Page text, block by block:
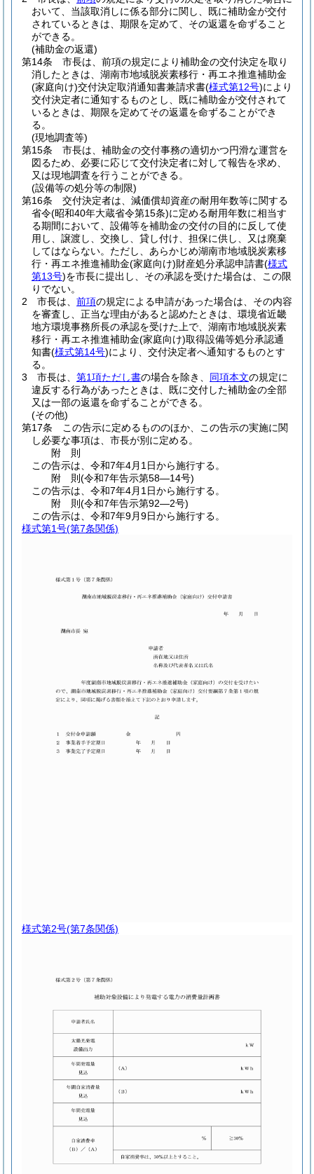
おいて、当該取消しに係る部分に関し、既に補助金が交付
されているときは、期限を定めて、その返還を命ずること
ができる。
(補助金の返還)
第14条
市長は、前項の規定により補助金の交付決定を取り
消したときは、湖南市地域脱炭素移行・再エネ推進補助金
(家庭向け)交付決定取消通知書兼請求書(様式第12号)により
交付決定者に通知するものとし、既に補助金が交付されて
いるときは、期限を定めてその返還を命ずることができ
る。
(現地調査等)
第15条
市長は、補助金の交付事務の適切かつ円滑な運営を
図るため、必要に応じて交付決定者に対して報告を求め、
又は現地調査を行うことができる。
(設備等の処分等の制限)
第16条
交付決定者は、減価償却資産の耐用年数等に関する
省令(昭和40年大蔵省令第15条)に定める耐用年数に相当す
る期間において、設備等を補助金の交付の目的に反して使
用し、譲渡し、交換し、貸し付け、担保に供し、又は廃棄
してはならない。 ただし、あらかじめ湖南市地域脱炭素移
行・再エネ推進補助金(家庭向け)財産処分承認申請書(様式
第13号)を市長に提出し、その承認を受けた場合は、この限
りでない。
2
市長は、 前項の規定による申請があった場合は、その内容
を審査し、正当な理由があると認めたときは、環境省近畿
地方環境事務所長の承認を受けた上で、湖南市地域脱炭素
移行・再エネ推進補助金(家庭向け)取得設備等処分承認通
知書(様式第14号)により、交付決定者へ通知するものとす
る。
3
市長は、 第1項ただし書の場合を除き、 同項本文の規定に
違反する行為があったときは、既に交付した補助金の全部
又は一部の返還を命ずることができる。
(その他)
第17条
この告示に定めるもののほか、この告示の実施に関
し必要な事項は、市長が別に定める。
附 則
この告示は、令和7年4月1日から施行する。
附 則(令和7年告示第58―14号)
この告示は、令和7年4月1日から施行する。
附 則(令和7年告示第92―2号)
この告示は、令和7年9月9日から施行する。
様式第1号(第7条関係)
様式第2号(第7条関係)